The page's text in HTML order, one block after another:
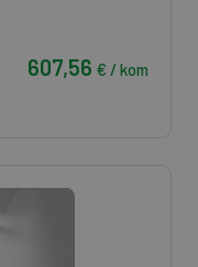
607,56 € / kom